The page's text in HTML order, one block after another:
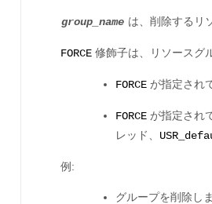
group_name は、削除するリ
FORCE 修飾子は、リソースグ
FORCE が指定され
FORCE が指定され
レッド、
例:
グループを削除し